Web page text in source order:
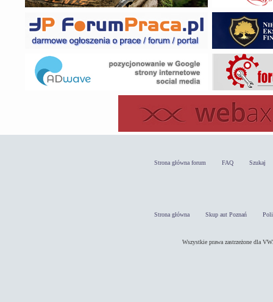
Strona główna forum FAQ Szukaj
Strona główna Skup aut Poznań
Wszystkie prawa zastrzeżone dla